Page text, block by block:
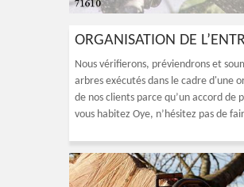
ORGANISATION DE
Nous vérifierons, préviendrons et
arbres exécutés dans le cadre d'une
de nos clients parce qu’un accord
vous habitez Oye, n’hésitez pas de